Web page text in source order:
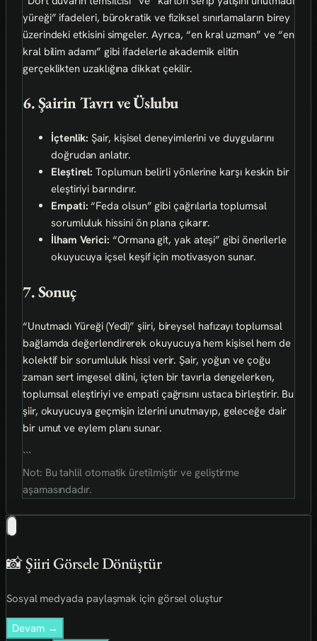
yüreği” ifadeleri, bürokratik ve fiziksel sınırlamaların birey
üzerindeki etkisini simgeler. Ayrıca, “en kral uzman” ve “en
kral bilim adamı” gibi ifadelerle akademik elitin
gerçeklikten uzaklığına dikkat çekilir.
6. Şairin Tavrı ve Üslubu
İçtenlik: Şair, kişisel deneyimlerini ve duygularını
doğrudan anlatır.
Eleştirel: Toplumun belirli yönlerine karşı keskin bir
eleştiriyi barındırır.
Empati: “Feda olsun” gibi çağrılarla toplumsal
sorumluluk hissini ön plana çıkarır.
İlham Verici: “Ormana git, yak ateşi” gibi önerilerle
okuyucuya içsel keşif için motivasyon sunar.
7. Sonuç
“Unutmadı Yüreği (Yedi)” şiiri, bireysel hafızayı toplumsal
bağlamda değerlendirerek okuyucuya hem kişisel hem de
kolektif bir sorumluluk hissi verir. Şair, yoğun ve çoğu
zaman sert imgesel dilini, içten bir tavırla dengelerken,
toplumsal eleştiriyi ve empati çağrısını ustaca birleştirir. Bu
şiir, okuyucuya geçmişin izlerini unutmayıp, geleceğe dair
bir umut ve eylem planı sunar.
```
Not: Bu tahlil otomatik üretilmiştir ve geliştirme
aşamasındadır.
📸 Şiiri Görsele Dönüştür
Sosyal medyada paylaşmak için görsel oluştur
Devam →